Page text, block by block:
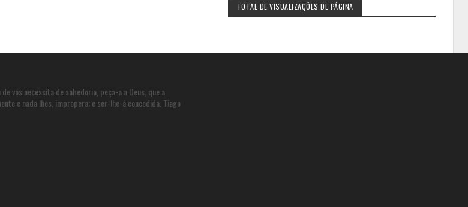
TOTAL DE VISUALIZAÇÕES DE PÁGINA
vós necessita de sabedoria, peça-a a Deus, que a
e nada lhes, impropera; e ser-lhe-á concedida. Tiago